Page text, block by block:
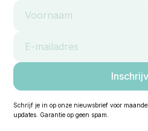
Schrijf je in op onze nieuwsbrief voor
updates. Garantie op geen spam.